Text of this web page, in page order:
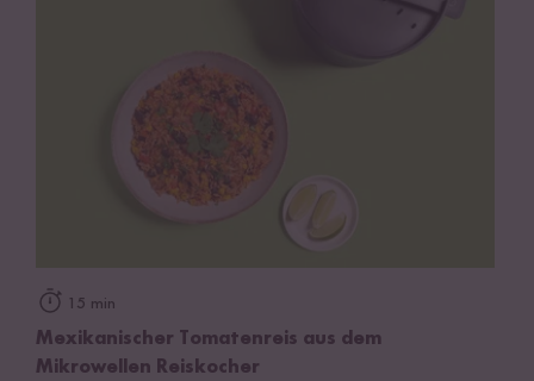
15 min
Mexikanischer Tomatenreis aus dem
Mikrowellen Reiskocher